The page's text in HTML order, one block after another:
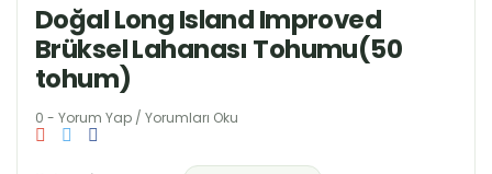
Doğal Long Island Improved
Brüksel Lahanası Tohumu(50
tohum)
0 - Yorum Yap / Yorumları Oku